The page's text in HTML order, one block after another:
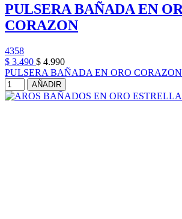
PULSERA BAÑADA EN
CORAZON
4358
$ 3.490 $ 4.990
PULSERA BAÑADA EN ORO CORAZON
AÑADIR